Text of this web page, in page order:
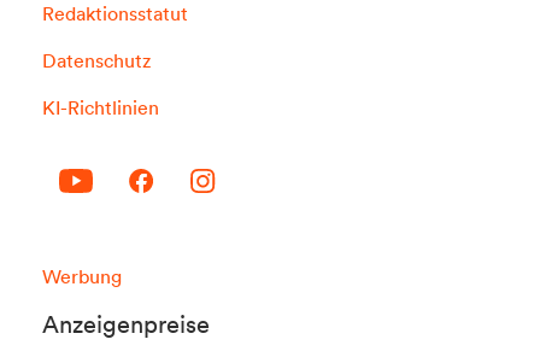
Redaktionsstatut
Datenschutz
KI-Richtlinien
Werbung
Anzeigenpreise